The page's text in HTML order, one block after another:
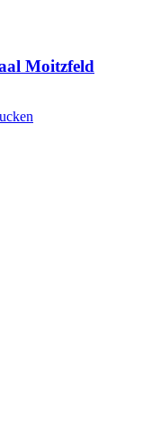
Moitzfeld